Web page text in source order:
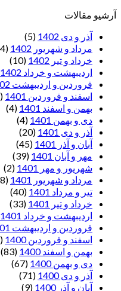
آرشیو مقالات
آذر و دی 1402
(5)
مرداد و شهریور 1402
(4)
خرداد و تیر 1402
(10)
اردیبهشت و خرداد 1402
فروردین و اردیبهشت 1402
اسفند و فروردین 1401
(1)
بهمن و اسفند 1401
(4)
دی و بهمن 1401
(4)
آذر و دی 1401
(20)
آبان و آذر 1401
(45)
مهر و آبان 1401
(39)
شهریور و مهر 1401
(2)
مرداد و شهریور 1401
(28)
تیر و مرداد 1401
(40)
خرداد و تیر 1401
(33)
اردیبهشت و خرداد 1401
فروردین و اردیبهشت 1401
اسفند و فروردین 1400
(31)
بهمن و اسفند 1400
(83)
دی و بهمن 1400
(67)
آذر و دی 1400
(71)
آبان و آذر 1400
(9)